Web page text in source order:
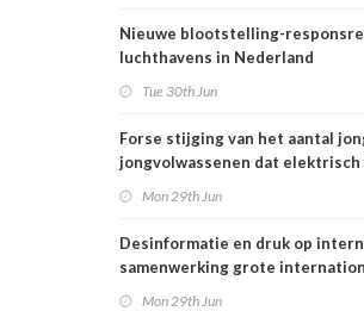
Nieuwe blootstelling-
luchthavens in Nederland
Tue 30th Jun
Forse stijging van het aantal
jongvolwassenen dat
Mon 29th Jun
Desinformatie en druk op
samenwerking grote
Mon 29th Jun